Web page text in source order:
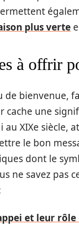
plus verte
à offrir
de bienvenue,
cache une
au XIXe
le bon
dont le
ne savez pas
et leur